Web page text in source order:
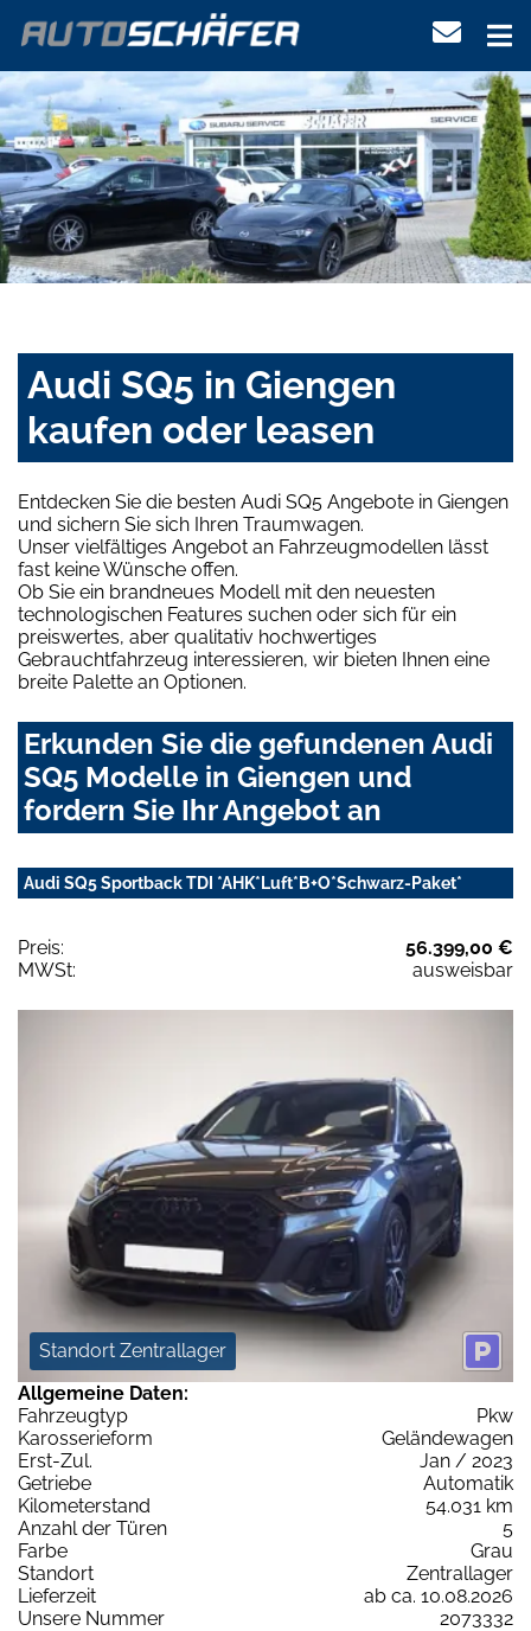
Audi SQ5 in Giengen
kaufen oder leasen
Entdecken Sie die besten Audi SQ5 Angebote in Giengen
und sichern Sie sich Ihren Traumwagen.
Unser vielfältiges Angebot an Fahrzeugmodellen lässt
fast keine Wünsche offen.
Ob Sie ein brandneues Modell mit den neuesten
technologischen Features suchen oder sich für ein
preiswertes, aber qualitativ hochwertiges
Gebrauchtfahrzeug interessieren, wir bieten Ihnen eine
breite Palette an Optionen.
Erkunden Sie die gefundenen Audi
SQ5 Modelle in Giengen und
fordern Sie Ihr Angebot an
Audi SQ5 Sportback TDI *AHK*Luft*B+O*Schwarz-Paket*
Preis:
56.399,00 €
MWSt:
ausweisbar
Standort Zentrallager
Allgemeine Daten:
Fahrzeugtyp
Pkw
Karosserieform
Geländewagen
Erst-Zul.
Jan / 2023
Getriebe
Automatik
Kilometerstand
54.031 km
Anzahl der Türen
5
Farbe
Grau
Standort
Zentrallager
Lieferzeit
ab ca. 10.08.2026
Unsere Nummer
2073332